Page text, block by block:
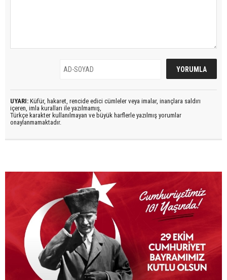
UYARI: Küfür, hakaret, rencide edici cümleler veya imalar, inançlara saldırı
içeren, imla kuralları ile yazılmamış,
Türkçe karakter kullanılmayan ve büyük harflerle yazılmış yorumlar
onaylanmamaktadır.